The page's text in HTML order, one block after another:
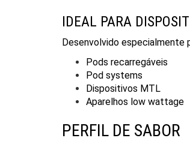
IDEAL PARA
Desenvolvido especialmente
Pods recarregáveis
Pod systems
Dispositivos MTL
Aparelhos low wattage
PERFIL DE SABOR